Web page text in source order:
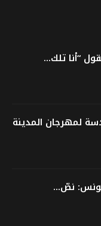
“أنا تلك...
لمهرجان المدينة
نصّ...